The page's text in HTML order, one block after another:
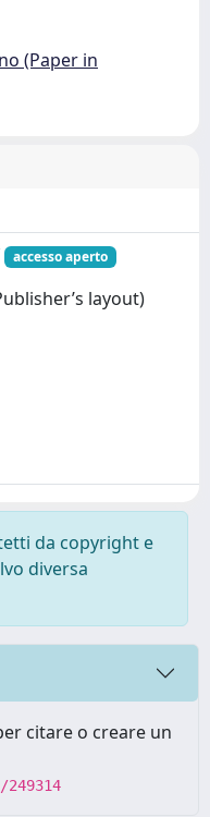
(Paper in
accesso aperto
layout)
da copyright e
diversa
citare o creare un